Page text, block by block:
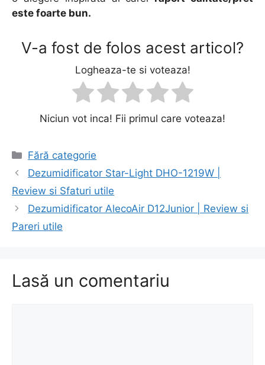
este foarte bun.
V-a fost de folos acest articol?
Logheaza-te si voteaza!
Niciun vot inca! Fii primul care voteaza!
Categorii
Fără categorie
Navigare
în
Dezumidificator Star-Light DHO-1219W |
Review si Sfaturi utile
Dezumidificator AlecoAir D12Junior | Review si
Pareri utile
Lasă un comentariu